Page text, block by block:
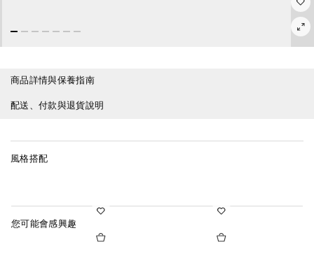
商品詳情與保養指南
配送、付款與退貨說明
風格搭配
您可能會感興趣